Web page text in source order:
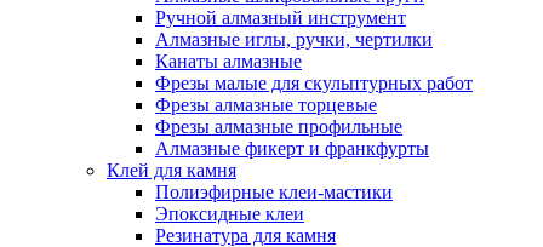
Ручной алмазный инструмент
Алмазные иглы, ручки, чертилки
Канаты алмазные
Фрезы малые для скульптурных работ
Фрезы алмазные торцевые
Фрезы алмазные профильные
Алмазные фикерт и франкфурты
Клей для камня
Полиэфирные клеи-мастики
Эпоксидные клеи
Резинатура для камня